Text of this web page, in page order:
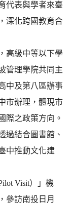
代表與學者來臺
深化跨國教育合
高級中等以下學
管理學院共同主
中及第八區辦事
市辦理，體現市
際之政策方向。
過結合圖書館、
中推動文化建
Visit）」機
參訪南投日月